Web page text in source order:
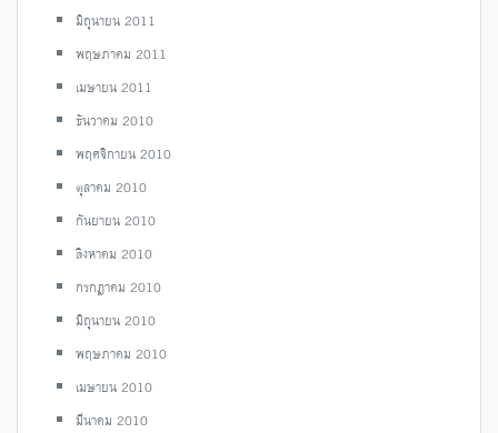
มิถุนายน 2011
พฤษภาคม 2011
เมษายน 2011
ธันวาคม 2010
พฤศจิกายน 2010
ตุลาคม 2010
กันยายน 2010
สิงหาคม 2010
กรกฎาคม 2010
มิถุนายน 2010
พฤษภาคม 2010
เมษายน 2010
มีนาคม 2010